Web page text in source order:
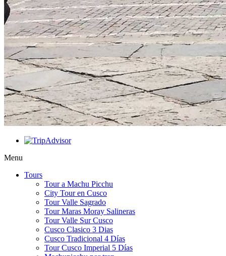
Menu
Tours
Tour a Machu Picchu
City Tour en Cusco
Tour Valle Sagrado
Tour Maras Moray Salineras
Tour Valle Sur Cusco
Cusco Clasico 3 Dias
Cusco Tradicional 4 Días
Tour Cusco Imperial 5 Días